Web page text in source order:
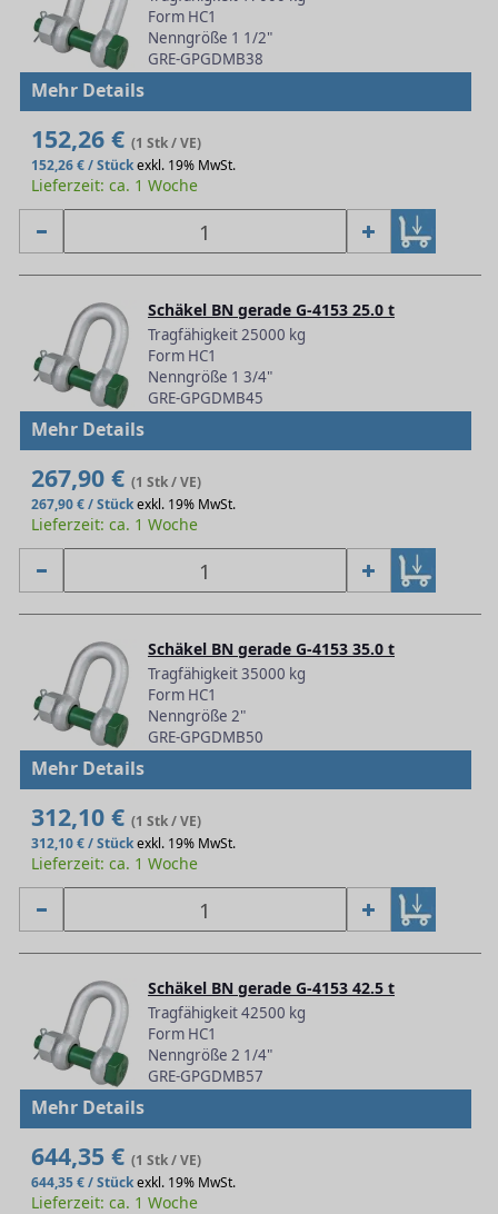
Form HC1
Nenngröße 1 1/2"
GRE-GPGDMB38
Mehr Details
152,26 € (1 Stk / VE)
152,26 € / Stückexkl. 19% MwSt.
Lieferzeit: ca. 1 Woche
Schäkel BN gerade G-4153 25.0 t
Tragfähigkeit 25000 kg
Form HC1
Nenngröße 1 3/4"
GRE-GPGDMB45
Mehr Details
267,90 € (1 Stk / VE)
267,90 € / Stückexkl. 19% MwSt.
Lieferzeit: ca. 1 Woche
Schäkel BN gerade G-4153 35.0 t
Tragfähigkeit 35000 kg
Form HC1
Nenngröße 2"
GRE-GPGDMB50
Mehr Details
312,10 € (1 Stk / VE)
312,10 € / Stückexkl. 19% MwSt.
Lieferzeit: ca. 1 Woche
Schäkel BN gerade G-4153 42.5 t
Tragfähigkeit 42500 kg
Form HC1
Nenngröße 2 1/4"
GRE-GPGDMB57
Mehr Details
644,35 € (1 Stk / VE)
644,35 € / Stückexkl. 19% MwSt.
Lieferzeit: ca. 1 Woche